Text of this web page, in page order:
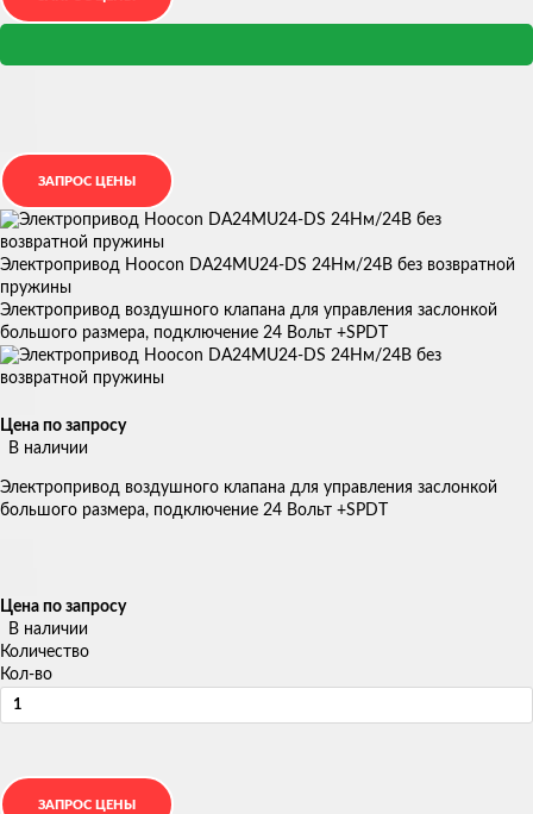
Электропривод Hoocon DA24MU24-DS 24Нм/24В без возвратной
пружины
Электропривод воздушного клапана для управления заслонкой
большого размера, подключение 24 Вольт +SPDT
Цена по запросу
В наличии
Электропривод воздушного клапана для управления заслонкой
большого размера, подключение 24 Вольт +SPDT
Цена по запросу
В наличии
Количество
Кол-во